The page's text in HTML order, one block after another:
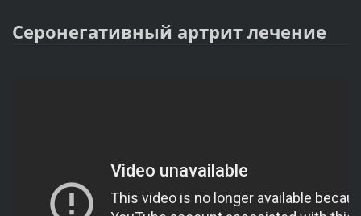
Серонегативный артрит лечение